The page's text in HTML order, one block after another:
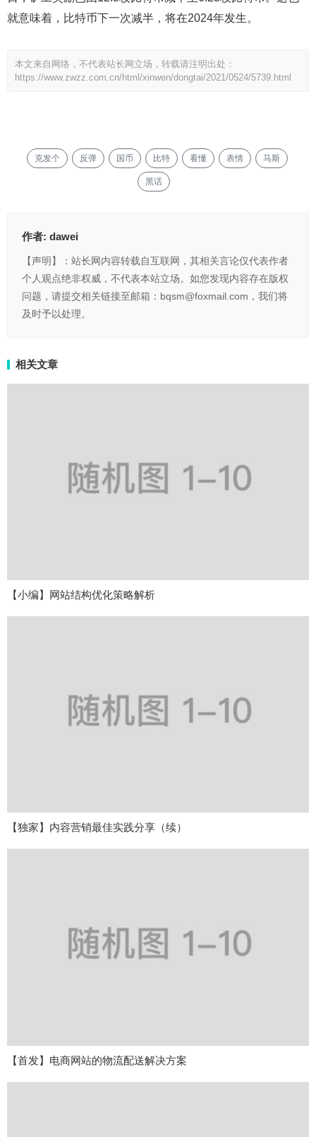
就意味着，比特币下一次减半，将在2024年发生。
本文来自网络，不代表站长网立场，转载请注明出处：
https://www.zwzz.com.cn/html/xinwen/dongtai/2021/0524/5739.html
克发个 反弹 国币 比特 看懂 表情 马斯
黑话
作者: dawei
【声明】：站长网内容转载自互联网，其相关言论仅代表作者
个人观点绝非权威，不代表本站立场。如您发现内容存在版权
问题，请提交相关链接至邮箱：bqsm@foxmail.com，我们将
及时予以处理。
相关文章
【小编】网站结构优化策略解析
【独家】内容营销最佳实践分享（续）
【首发】电商网站的物流配送解决方案